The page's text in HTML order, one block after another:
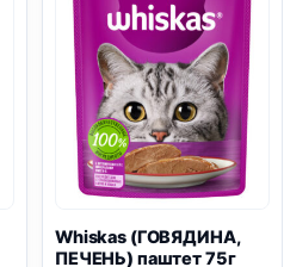
Whiskas (ГОВЯДИНА,
ПЕЧЕНЬ) паштет 75г